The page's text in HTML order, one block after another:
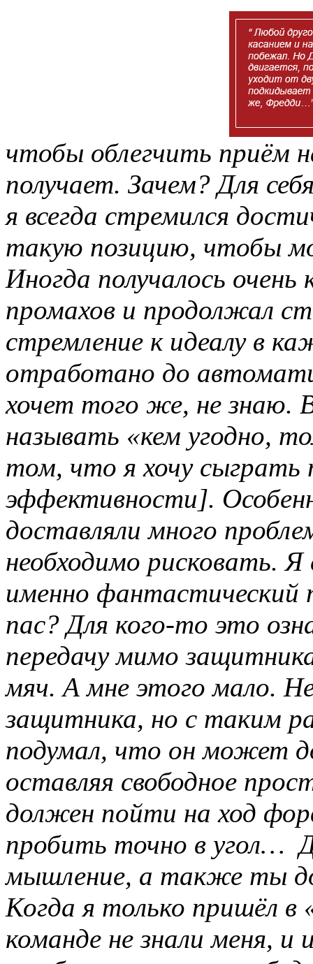
чтобы облегчить приём
получает. Зачем? Для
я всегда стремился
такую позицию, чтобы
Иногда получалось очень
промахов и продолжал
стремление к идеалу в
отработано до
хочет того же, не знаю.
называть «кем угодно,
том, что я хочу сыграть
эффективности].
доставляли много
необходимо рисковать. Я
именно фантастический
пас? Для кого-то это
передачу мимо
мяч. А мне этого мало.
защитника, но с таким
подумал, что он может
оставляя свободное
должен пойти на ход
пробить точно в угол…
мышление, а также ты
Когда я только пришёл
команде не знали меня, и